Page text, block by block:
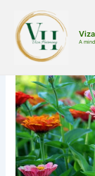
content
A